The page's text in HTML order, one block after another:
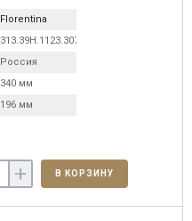
Florentina
313.39H.1123.307
Россия
340 мм
196 мм
+ В КОРЗИНУ